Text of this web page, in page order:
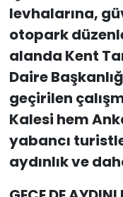
levhalarına,
otopark
alanda Kent
Daire
geçirilen
Kalesi hem
yabancı
aydınlık ve